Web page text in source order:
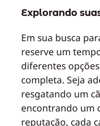
Explorando
Em sua busca
reserve um
diferentes
completa. Seja
resgatando um
encontrando um
reputação, cada